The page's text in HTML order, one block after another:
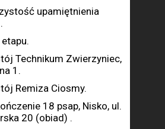
upamiętnienia
Technikum Zwierzyniec,
1.
Remiza Ciosmy.
18 psap, Nisko, ul.
20 (obiad) .